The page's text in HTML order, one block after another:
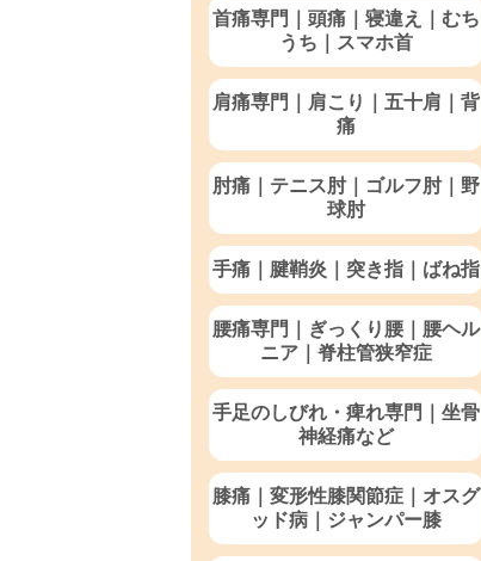
首痛専門｜頭痛｜寝違え｜むち
うち｜スマホ首
肩痛専門｜肩こり｜五十肩｜背
痛
肘痛｜テニス肘｜ゴルフ肘｜野
球肘
手痛｜腱鞘炎｜突き指｜ばね指
腰痛専門｜ぎっくり腰｜腰ヘル
ニア｜脊柱管狭窄症
手足のしびれ・痺れ専門｜坐骨
神経痛など
膝痛｜変形性膝関節症｜オスグ
ッド病｜ジャンパー膝